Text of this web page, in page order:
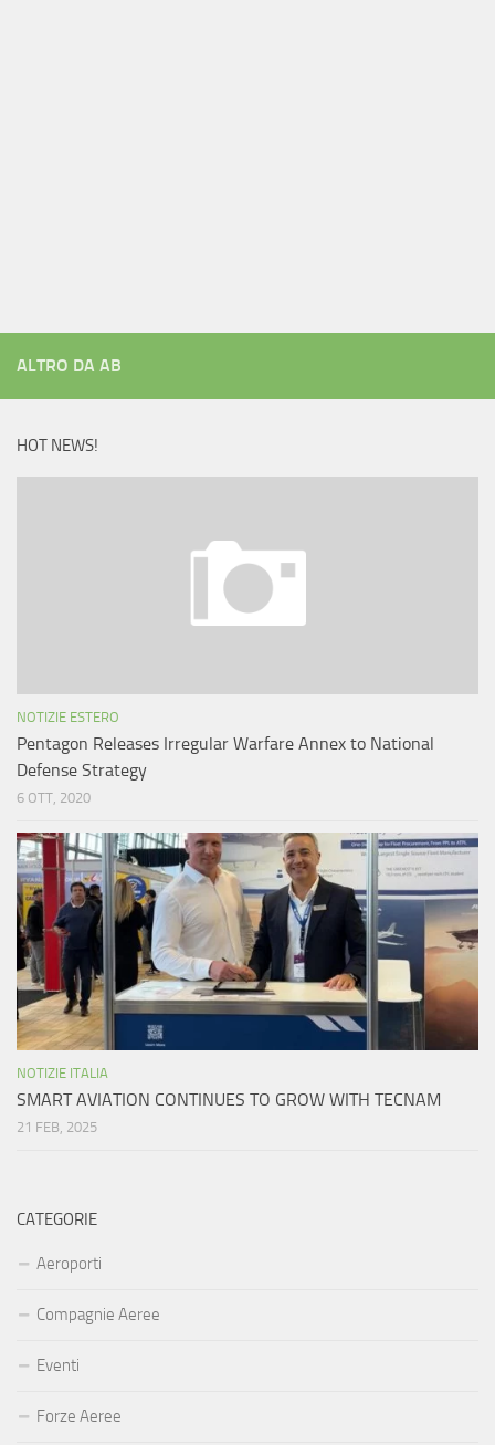
ALTRO DA AB
HOT NEWS!
NOTIZIE ESTERO
Pentagon Releases Irregular Warfare Annex to National
Defense Strategy
6 OTT, 2020
NOTIZIE ITALIA
SMART AVIATION CONTINUES TO GROW WITH TECNAM
21 FEB, 2025
CATEGORIE
Aeroporti
Compagnie Aeree
Eventi
Forze Aeree